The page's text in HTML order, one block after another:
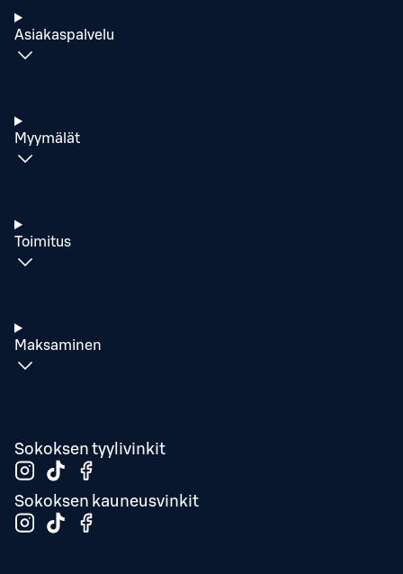
Asiakaspalvelu
Myymälät
Toimitus
Maksaminen
Sokoksen tyylivinkit
Sokoksen kauneusvinkit